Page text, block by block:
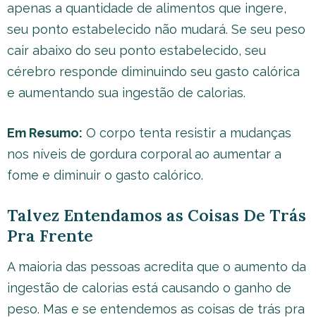
apenas a quantidade de alimentos que ingere,
seu ponto estabelecido não mudará. Se seu peso
cair abaixo do seu ponto estabelecido, seu
cérebro responde diminuindo seu gasto calórica
e aumentando sua ingestão de calorias.
Em Resumo: O corpo tenta resistir a mudanças
nos níveis de gordura corporal ao aumentar a
fome e diminuir o gasto calórico.
Talvez Entendamos as Coisas De Trás
Pra Frente
A maioria das pessoas acredita que o aumento da
ingestão de calorias está causando o ganho de
peso. Mas e se entendemos as coisas de trás pra